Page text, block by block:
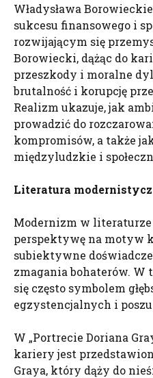
Władysława
sukcesu finansowego i
rozwijającym się
Borowiecki, dążąc do
przeszkody i moralne
brutalność i korupcję
Realizm ukazuje, jak
prowadzić do
kompromisów, a także
międzyludzkie i
Literatura
Modernizm w
perspektywę na motyw
subiektywne
zmagania bohaterów. W
się często symbolem
egzystencjalnych i
W „Portrecie Doriana
kariery jest
Graya, który dąży do